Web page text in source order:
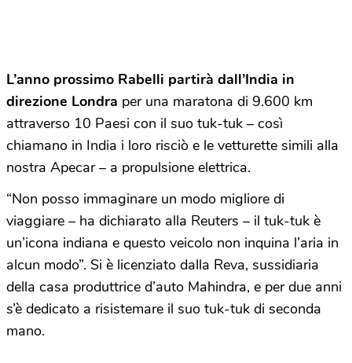
L’anno prossimo Rabelli partirà dall’India in
direzione Londra per una maratona di 9.600 km
attraverso 10 Paesi con il suo tuk-tuk – così
chiamano in India i loro risciò e le vetturette simili alla
nostra Apecar – a propulsione elettrica.
“Non posso immaginare un modo migliore di
viaggiare – ha dichiarato alla Reuters – il tuk-tuk è
un’icona indiana e questo veicolo non inquina l’aria in
alcun modo”. Si è licenziato dalla Reva, sussidiaria
della casa produttrice d’auto Mahindra, e per due anni
s’è dedicato a risistemare il suo tuk-tuk di seconda
mano.